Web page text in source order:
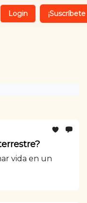
Login
vida en un